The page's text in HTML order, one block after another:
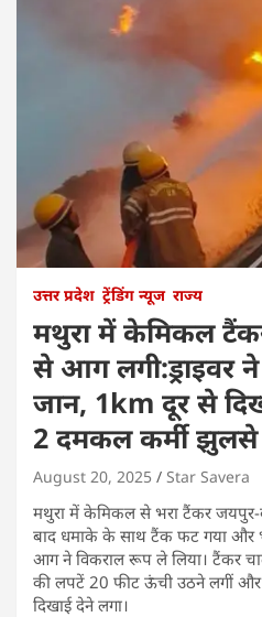
उत्तर प्रदेश ट्रेंडिंग न्यूज राज्य
मथुरा में केमिकल
से आग लगी:ड्राइवर
जान, 1km दूर से
2 दमकल कर्मी झुलसे
August 20, 2025 Star Savera
मथुरा में केमिकल से भरा टैंकर जयपुर-
बाद धमाके के साथ टैंक फट गया
आग ने विकराल रूप ले लिया। टैंकर
की लपटें 20 फीट ऊंची उठने लगीं और
दिखाई देने लगा।